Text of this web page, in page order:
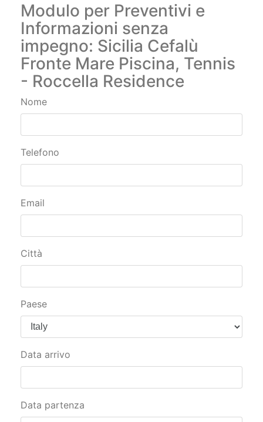
Modulo per Preventivi e
Informazioni senza
impegno: Sicilia Cefalù
Fronte Mare Piscina, Tennis
- Roccella Residence
Nome
Telefono
Email
Città
Paese
Data arrivo
Data partenza